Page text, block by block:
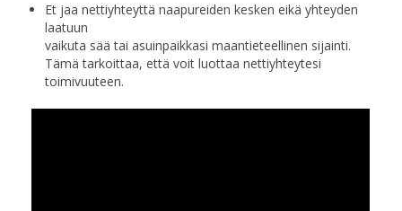
Et jaa nettiyhteyttä naapureiden kesken eikä yhteyden
laatuun
vaikuta sää tai asuinpaikkasi maantieteellinen sijainti.
Tämä tarkoittaa, että voit luottaa nettiyhteytesi
toimivuuteen.